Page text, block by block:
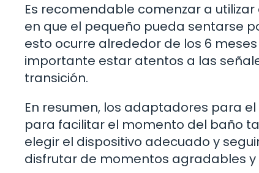
Es recomendable comenzar a
en que el pequeño pueda sentarse
esto ocurre alrededor de los 6
importante estar atentos a las
transición.
En resumen, los adaptadores para
para facilitar el momento del baño
elegir el dispositivo adecuado y
disfrutar de momentos agradables